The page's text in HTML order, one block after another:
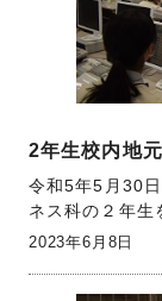
2年生校内地
令和5年5月30
ネス科の２年生
2023年6月8日